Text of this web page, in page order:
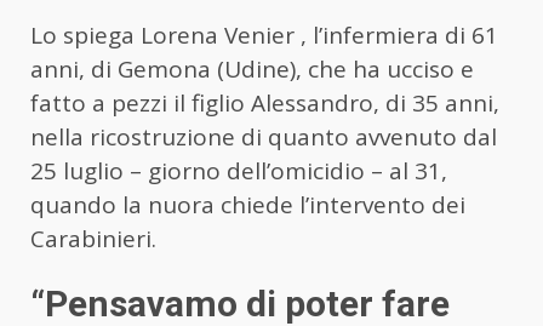
Lo spiega Lorena Venier , l’infermiera di 61
anni, di Gemona (Udine), che ha ucciso e
fatto a pezzi il figlio Alessandro, di 35 anni,
nella ricostruzione di quanto avvenuto dal
25 luglio – giorno dell’omicidio – al 31,
quando la nuora chiede l’intervento dei
Carabinieri.
“Pensavamo di poter fare